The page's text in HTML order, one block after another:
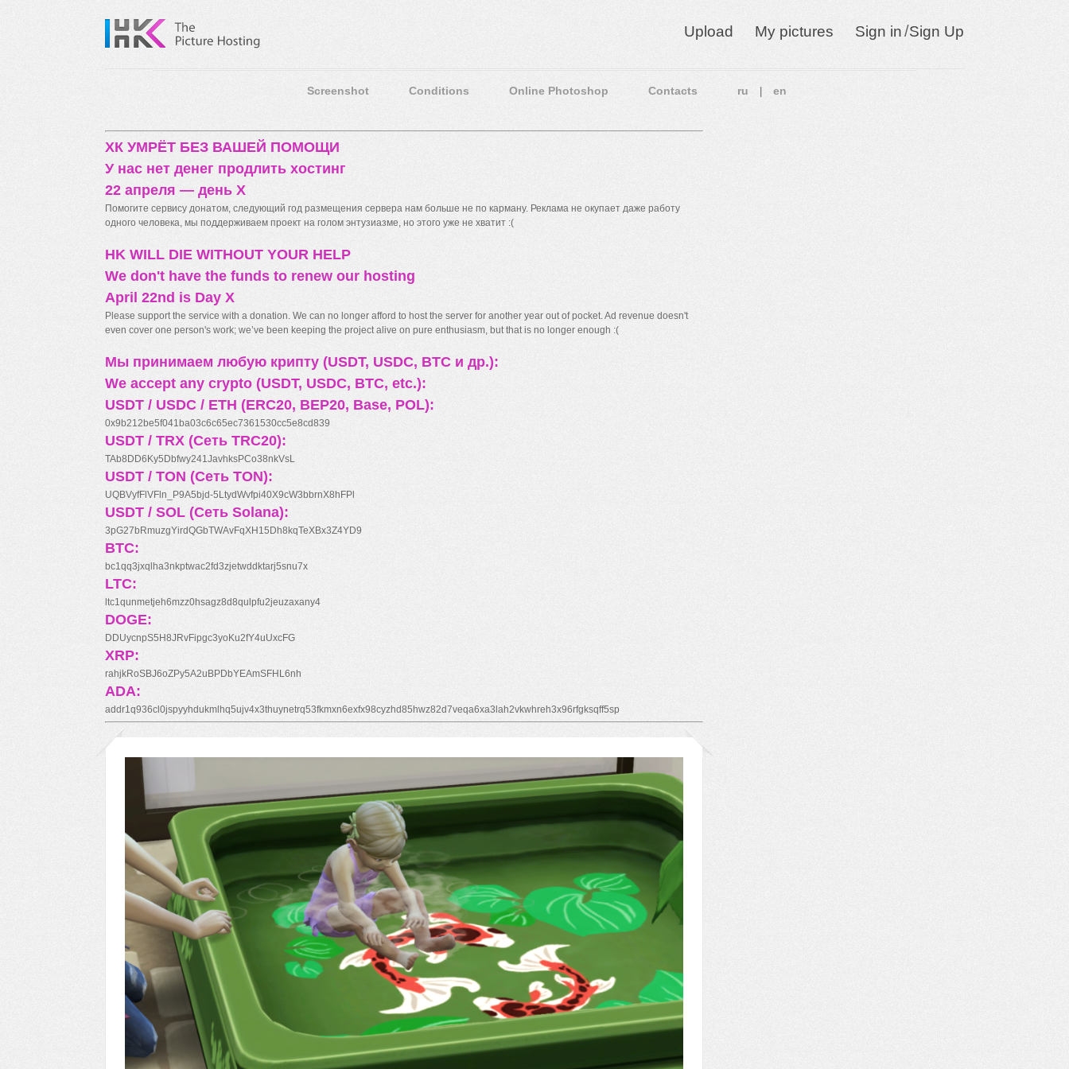
Upload My pictures Sign in/Sign Up
Screenshot Conditions Online Photoshop Contacts ru en
ХК УМРЁТ БЕЗ ВАШЕЙ ПОМОЩИ
У нас нет денег продлить хостинг
22 апреля — день X
Помогите сервису донатом, следующий год размещения сервера нам больше не по карману. Реклама не окупает даже работу
одного человека, мы поддерживаем проект на голом энтузиазме, но этого уже не хватит :(
HK WILL DIE WITHOUT YOUR HELP
We don't have the funds to renew our hosting
April 22nd is Day X
Please support the service with a donation. We can no longer afford to host the server for another year out of pocket. Ad revenue doesn't
even cover one person's work; we’ve been keeping the project alive on pure enthusiasm, but that is no longer enough :(
Мы принимаем любую крипту (USDT, USDC, BTC и др.):
We accept any crypto (USDT, USDC, BTC, etc.):
USDT / USDC / ETH (ERC20, BEP20, Base, POL):
0x9b212be5f041ba03c6c65ec7361530cc5e8cd839
USDT / TRX (Сеть TRC20):
TAb8DD6Ky5Dbfwy241JavhksPCo38nkVsL
USDT / TON (Сеть TON):
UQBVyfFlVFln_P9A5bjd-5LtydWvfpi40X9cW3bbrnX8hFPl
USDT / SOL (Сеть Solana):
3pG27bRmuzgYirdQGbTWAvFqXH15Dh8kqTeXBx3Z4YD9
BTC:
bc1qq3jxqlha3nkptwac2fd3zjetwddktarj5snu7x
LTC:
ltc1qunmetjeh6mzz0hsagz8d8qulpfu2jeuzaxany4
DOGE:
DDUycnpS5H8JRvFipgc3yoKu2fY4uUxcFG
XRP:
rahjkRoSBJ6oZPy5A2uBPDbYEAmSFHL6nh
ADA:
addr1q936cl0jspyyhdukmlhq5ujv4x3thuynetrq53fkmxn6exfx98cyzhd85hwz82d7veqa6xa3lah2vkwhreh3x96rfgksqff5sp